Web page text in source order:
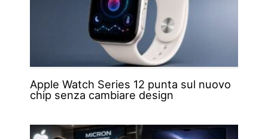
Apple Watch Series 12 punta sul nuovo
chip senza cambiare design